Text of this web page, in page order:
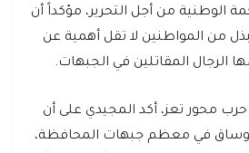
الوطنية من أجل التحرير، مؤكداً أن
من المواطنين لا تقل أهمية عن
الرجال المقاتلين في الجبهات.
حرب محور تعز، أكد المجيدي على أن
وساق في معظم جبهات المحافظة،